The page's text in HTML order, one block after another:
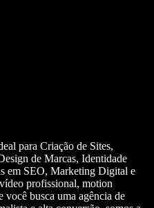
para Criação de Sites,
de Marcas, Identidade
em SEO, Marketing Digital e
profissional, motion
você busca uma agência de